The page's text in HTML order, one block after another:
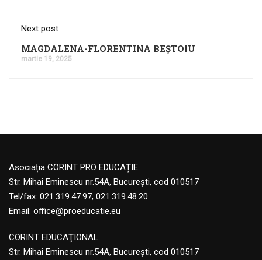
Next post
MAGDALENA-FLORENTINA BEȘTOIU
martie 19, 2025
Asociația CORINT PRO EDUCAȚIE
Str. Mihai Eminescu nr.54A, București, cod 010517
Tel/fax: 021.319.47.97; 021.319.48.20
Email: office@proeducatie.eu
CORINT EDUCAŢIONAL
Str. Mihai Eminescu nr.54A, Bucureşti, cod 010517